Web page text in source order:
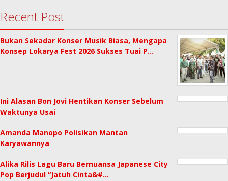
Recent Post
Bukan Sekadar Konser Musik Biasa, Mengapa
Konsep Lokarya Fest 2026 Sukses Tuai P…
Ini Alasan Bon Jovi Hentikan Konser Sebelum
Waktunya Usai
Amanda Manopo Polisikan Mantan
Karyawannya
Alika Rilis Lagu Baru Bernuansa Japanese City
Pop Berjudul “Jatuh Cinta&#…